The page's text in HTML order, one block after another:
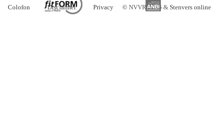
© NVVR 2026 & Stenvers online
Colofon Disclaimer Privacy